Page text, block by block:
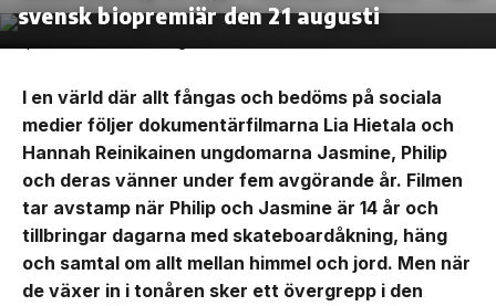
svensk biopremiär den 21 augusti
I en värld där allt fångas och bedöms på sociala
medier följer dokumentärfilmarna Lia Hietala och
Hannah Reinikainen ungdomarna Jasmine, Philip
och deras vänner under fem avgörande år. Filmen
tar avstamp när Philip och Jasmine är 14 år och
tillbringar dagarna med skateboardåkning, häng
och samtal om allt mellan himmel och jord. Men när
de växer in i tonåren sker ett övergrepp i den